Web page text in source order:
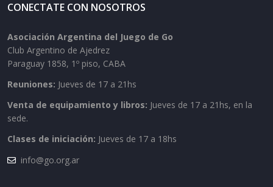
CONECTATE CON NOSOTROS
Asociación Argentina del Juego de Go
Club Argentino de Ajedrez
Paraguay 1858, 1º piso, CABA
Reuniones: Jueves de 17 a 21hs
Venta de equipamiento y libros: Jueves de 17 a 21hs, en la
sede.
Clases de iniciación: Jueves de 17 a 18hs
info@go.org.ar